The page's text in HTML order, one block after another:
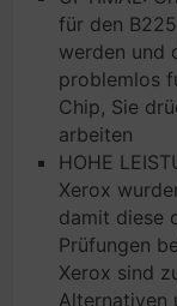
für den
werden und
problemlos
Chip, Sie
arbeiten
HOHE
Xerox
damit diese
Prüfungen
Xerox sind
Alternativen